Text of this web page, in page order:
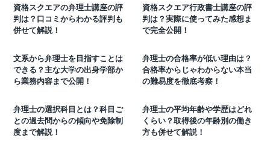
資格スクエアの弁理士講座の評
判は？口コミからわかる評判も
併せて解説！
資格スクエア行政書士講座の評
判は？実際に使ってみた感想ま
で完全公開！
文系から弁理士を目指すことは
できる？主な大学の出身学部か
ら業務内容まで公開！
弁理士の合格率が低い理由は？
合格率からじゃわからない本当
の難易度を徹底考察！
弁理士の選択科目とは？科目ご
との過去問からの傾向や免除制
度まで解説！
弁理士の平均年齢や学歴はどれ
くらい？取得後の年齢別の働き
方も併せて解説！